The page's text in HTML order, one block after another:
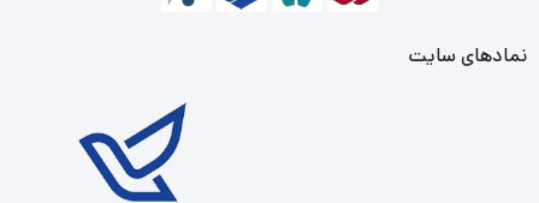
نمادهای سایت